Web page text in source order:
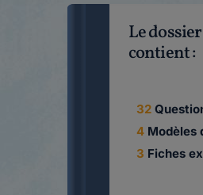
Le
contient :
32
4 Modèles
3 Fiches